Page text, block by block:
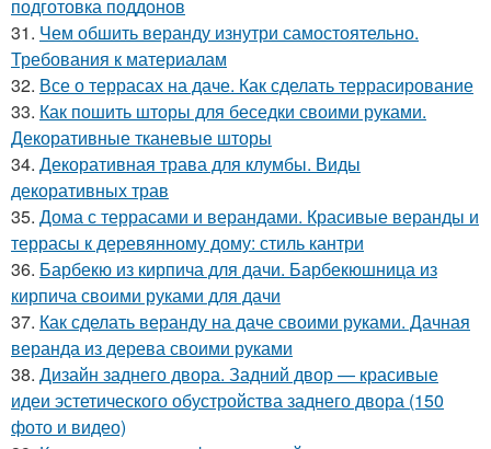
подготовка поддонов
31. Чем обшить веранду изнутри самостоятельно.
Требования к материалам
32. Все о террасах на даче. Как сделать террасирование
33. Как пошить шторы для беседки своими руками.
Декоративные тканевые шторы
34. Декоративная трава для клумбы. Виды
декоративных трав
35. Дома с террасами и верандами. Красивые веранды и
террасы к деревянному дому: стиль кантри
36. Барбекю из кирпича для дачи. Барбекюшница из
кирпича своими руками для дачи
37. Как сделать веранду на даче своими руками. Дачная
веранда из дерева своими руками
38. Дизайн заднего двора. Задний двор — красивые
идеи эстетического обустройства заднего двора (150
фото и видео)